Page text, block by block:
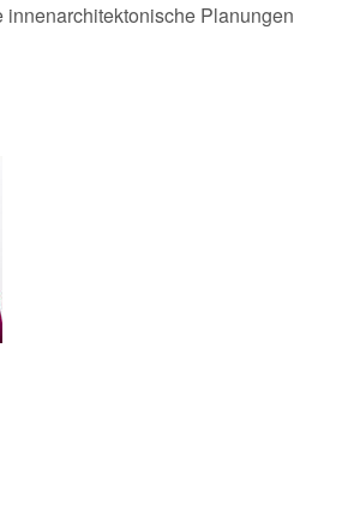
innenarchitektonische Planungen